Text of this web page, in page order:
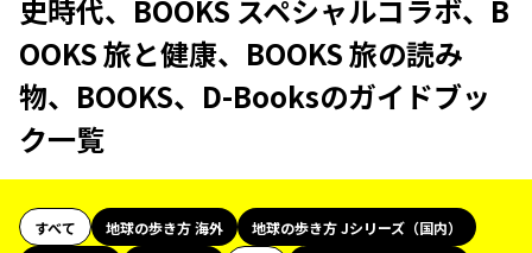
史時代、BOOKS スペシャルコラボ、B
OOKS 旅と健康、BOOKS 旅の読み
物、BOOKS、D-Booksのガイドブッ
ク一覧
すべて 地球の歩き方 海外
地球の歩き方 Jシリーズ（国内）